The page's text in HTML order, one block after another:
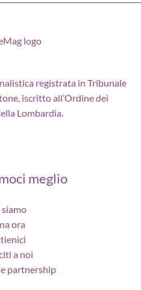
registrata in Tribunale
iscritto all’Ordine dei
Lombardia.
meglio
ora
a noi
partnership